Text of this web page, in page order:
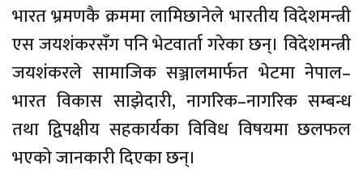
भारत भ्रमणकै क्रममा लामिछानेले भारतीय विदेशमन्त्री
एस जयशंकरसँग पनि भेटवार्ता गरेका छन्। विदेशमन्त्री
जयशंकरले सामाजिक सञ्जालमार्फत भेटमा नेपाल–
भारत विकास साझेदारी, नागरिक–नागरिक सम्बन्ध
तथा द्विपक्षीय सहकार्यका विविध विषयमा छलफल
भएको जानकारी दिएका छन्।